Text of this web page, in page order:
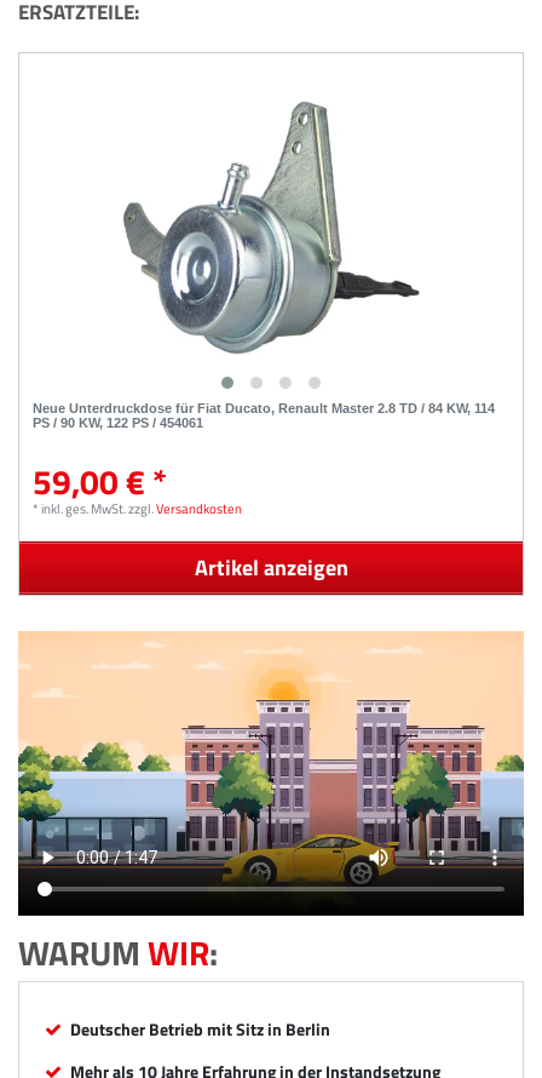
ERSATZTEILE:
Neue Unterdruckdose für Fiat Ducato, Renault Master 2.8 TD / 84 KW, 114
PS / 90 KW, 122 PS / 454061
59,00 € *
*inkl. ges. MwSt.zzgl.Versandkosten
Artikel anzeigen
WARUMWIR:
Deutscher Betrieb mit Sitz in Berlin
Mehr als 10 Jahre Erfahrung in der Instandsetzung